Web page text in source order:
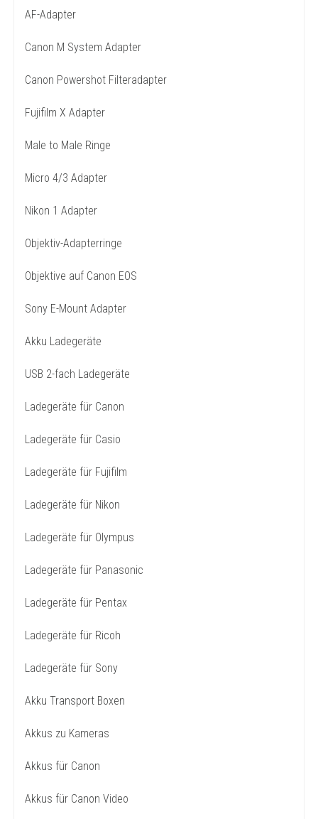
AF-Adapter
Canon M System Adapter
Canon Powershot Filteradapter
Fujifilm X Adapter
Male to Male Ringe
Micro 4/3 Adapter
Nikon 1 Adapter
Objektiv-Adapterringe
Objektive auf Canon EOS
Sony E-Mount Adapter
Akku Ladegeräte
USB 2-fach Ladegeräte
Ladegeräte für Canon
Ladegeräte für Casio
Ladegeräte für Fujifilm
Ladegeräte für Nikon
Ladegeräte für Olympus
Ladegeräte für Panasonic
Ladegeräte für Pentax
Ladegeräte für Ricoh
Ladegeräte für Sony
Akku Transport Boxen
Akkus zu Kameras
Akkus für Canon
Akkus für Canon Video